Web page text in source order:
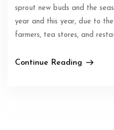
sprout new buds and the
year and this year, due to
farmers, tea stores, and
Continue Reading